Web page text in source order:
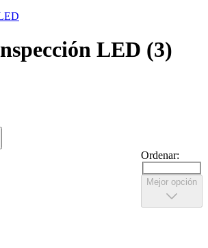
LED (3)
Ordenar:
Mejor opción